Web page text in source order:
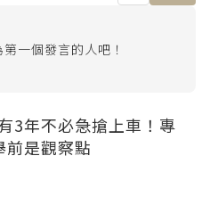
一個發言的人吧！
3年不必急搶上車！專
前是觀察點